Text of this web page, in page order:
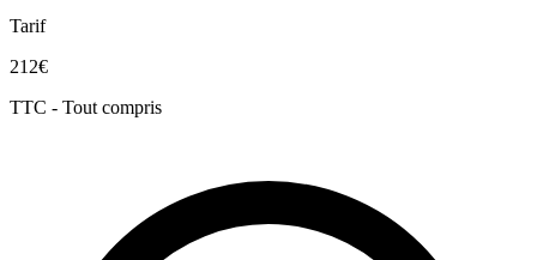
Tarif
212€
TTC - Tout compris